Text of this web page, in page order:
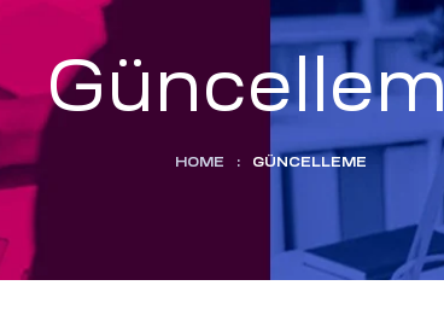
HOME : GÜNCELLEME